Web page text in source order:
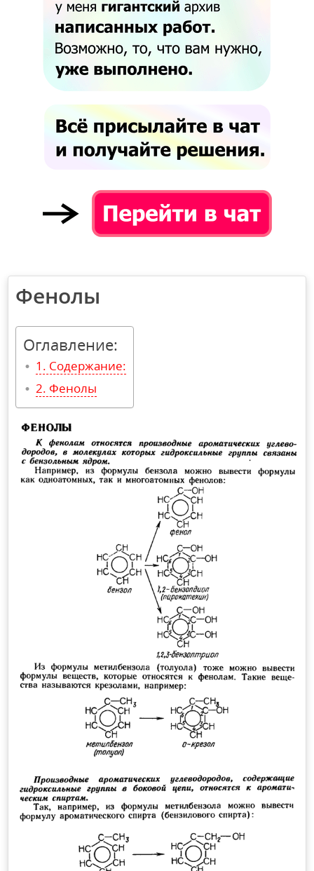
Фенолы
Оглавление:
Содержание:
Фенолы